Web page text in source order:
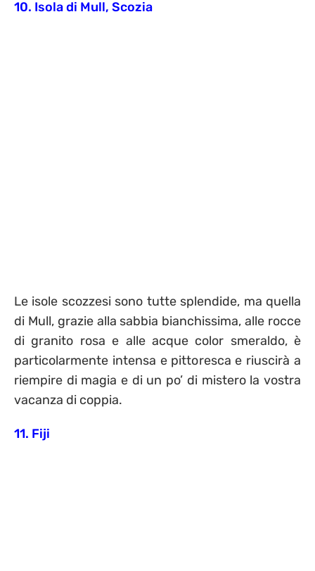
10. Isola di Mull, Scozia
Le isole scozzesi sono tutte splendide, ma quella
di Mull, grazie alla sabbia bianchissima, alle rocce
di granito rosa e alle acque color smeraldo, è
particolarmente intensa e pittoresca e riuscirà a
riempire di magia e di un po’ di mistero la vostra
vacanza di coppia.
11. Fiji